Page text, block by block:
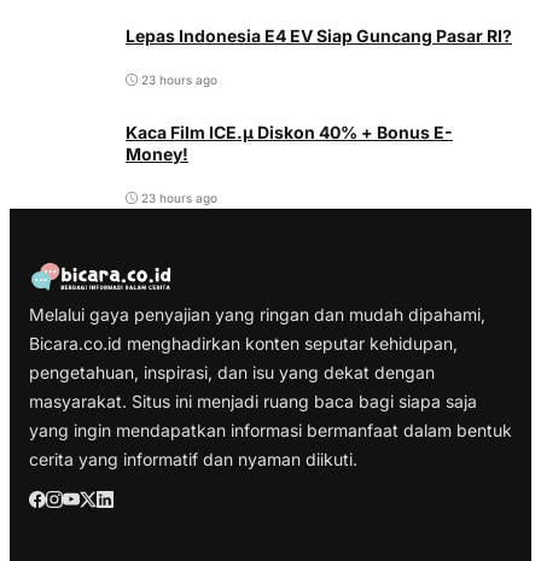
Lepas Indonesia E4 EV Siap Guncang Pasar RI?
23 hours ago
Kaca Film ICE.µ Diskon 40% + Bonus E-
Money!
23 hours ago
Melalui gaya penyajian yang ringan dan mudah dipahami,
Bicara.co.id menghadirkan konten seputar kehidupan,
pengetahuan, inspirasi, dan isu yang dekat dengan
masyarakat. Situs ini menjadi ruang baca bagi siapa saja
yang ingin mendapatkan informasi bermanfaat dalam bentuk
cerita yang informatif dan nyaman diikuti.